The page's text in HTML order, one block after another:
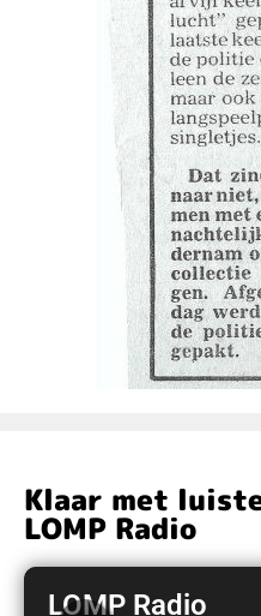
Klaar met
LOMP Radio
LOMP Radio